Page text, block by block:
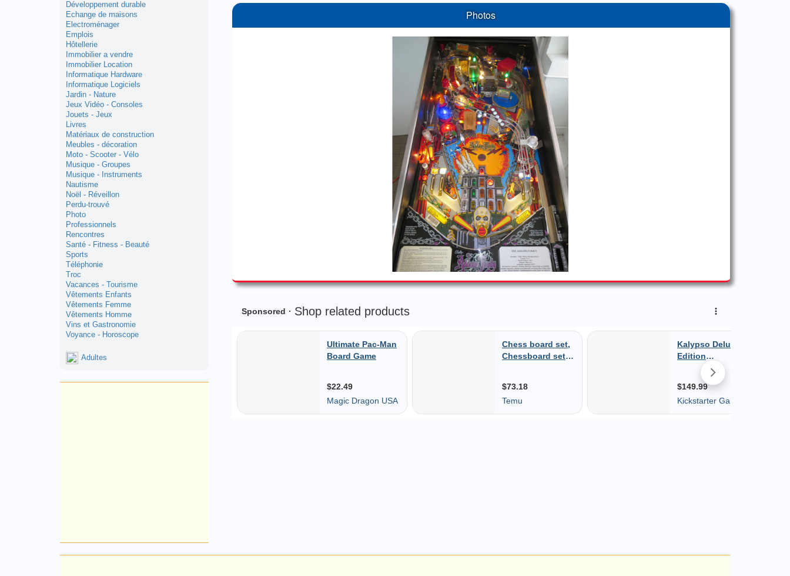
Photos
Développement durable
Echange de maisons
Electroménager
Emplois
Hôtellerie
Immobilier a vendre
Immobilier Location
Informatique Hardware
Informatique Logiciels
Jardin - Nature
Jeux Vidéo - Consoles
Jouets - Jeux
Livres
Matériaux de construction
Meubles - décoration
Moto - Scooter - Vélo
Musique - Groupes
Musique - Instruments
Nautisme
Noël - Réveillon
Perdu-trouvé
Photo
Professionnels
Rencontres
Santé - Fitness - Beauté
Sports
Téléphonie
Troc
Vacances - Tourisme
Vêtements Enfants
Vêtements Femme
Vêtements Homme
Vins et Gastronomie
Voyance - Horoscope
Adultes